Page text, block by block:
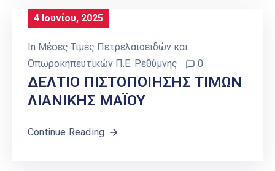
4 Ιουνίου, 2025
In Μέσες Τιμές Πετρελαιοειδών και
Οπωροκηπευτικών Π.Ε. Ρεθύμνης
0
ΔΕΛΤΙΟ ΠΙΣΤΟΠΟΙΗΣΗΣ ΤΙΜΩΝ
ΛΙΑΝΙΚΗΣ ΜΑΪΟΥ
Continue Reading